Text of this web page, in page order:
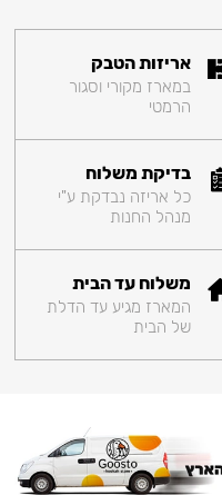
אריזות הטבק
במארז מקורי וסגור
הרמטי
בדיקת משלוח
כל אריזה נבדקת ע"י
מנהל החנות
משלוח עד הבית
המארז מגיע עד הדלת
של הבית